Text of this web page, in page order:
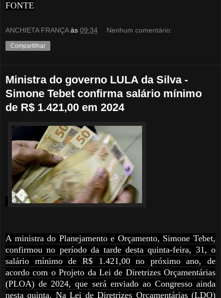
FONTE
ANCHIETA FRANÇA às 09:34 Nenhum comentário:
Compartilhar
Ministra do governo LULA da Silva -
Simone Tebet confirma salário mínimo
de R$ 1.421,00 em 2024
A ministra do Planejamento e Orçamento, Simone Tebet,
confirmou no período da tarde desta quinta-feira, 31, o
salário mínimo de R$ 1.421,00 no próximo ano, de
acordo com o Projeto da Lei de Diretrizes Orçamentárias
(PLOA) de 2024, que será enviado ao Congresso ainda
nesta quinta. Na Lei de Diretrizes Orçamentárias (LDO)